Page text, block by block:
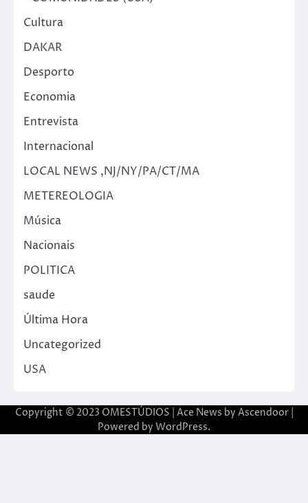
Cultura
DAKAR
Desporto
Economia
Entrevista
Internacional
LOCAL NEWS ,NJ/NY/PA/CT/MA
METEREOLOGIA
Música
Nacionais
POLITICA
saude
Última Hora
Uncategorized
USA
Copyright © 2023 OMESTÚDIOS | Ace News by Ascendoor|
Powered by WordPress.